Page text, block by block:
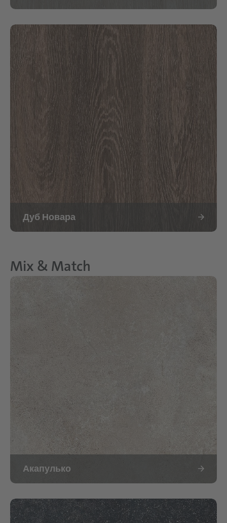
Дуб Новара
Mix & Match
Акапулько